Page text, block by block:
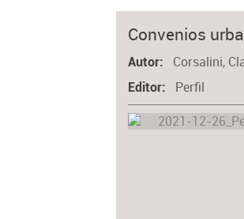
Convenios
Autor Corsalini,
Editor Perfil